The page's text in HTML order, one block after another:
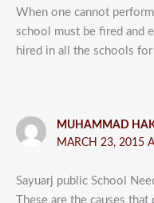
When one cannot
school must be fired and
hired in all the schools
MUHAMMAD
MARCH 23, 2015
Sayuarj public School
These are the causes